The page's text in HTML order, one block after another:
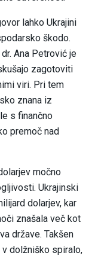
lahko Ukrajini
škodo.
Ana Petrović je
zagotoviti
viri. Pri tem
znana iz
s finančno
premoč nad
močno
Ukrajinski
dolarjev, kar
znašala več kot
države. Takšen
dolžniško spiralo,